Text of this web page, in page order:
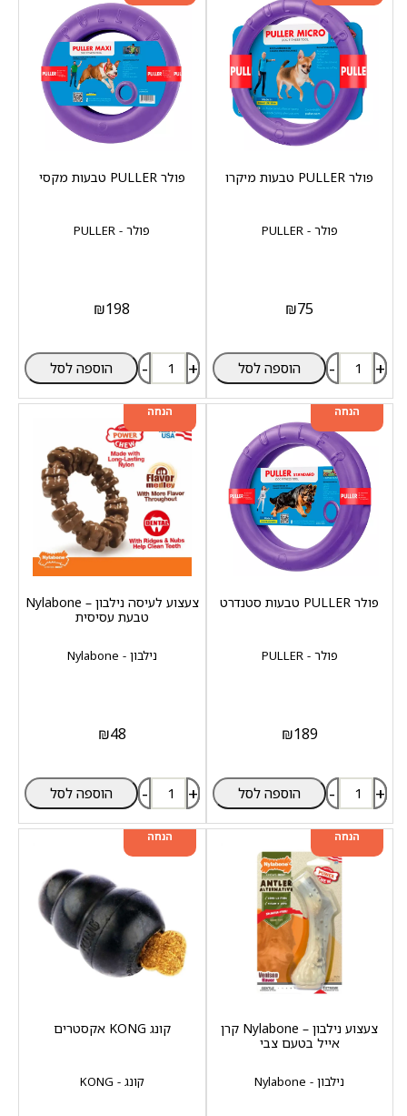
פולר - PULLER
פולר PULLER טבעות מיקרו
₪75
- + הוספה לסל
פולר - PULLER
פולר PULLER טבעות מקסי
₪198
- + הוספה לסל
מוצר שני ב-20%
הנחה
פולר - PULLER
פולר PULLER טבעות סטנדרט
₪189
- + הוספה לסל
מוצר שני ב-20%
הנחה
נילבון - Nylabone
צעצוע לעיסה נילבון – Nylabone
טבעת עסיסית
₪48
- + הוספה לסל
מוצר שני ב-20%
הנחה
נילבון - Nylabone
צעצוע נילבון – Nylabone קרן
אייל בטעם צבי
מוצר שני ב-20%
הנחה
קונג - KONG
קונג KONG אקסטרים